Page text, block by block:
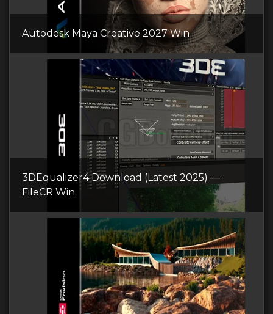
Autodesk Maya Creative 2027 Win
3DEqualizer4 Download (Latest 2025) —
FileCR Win